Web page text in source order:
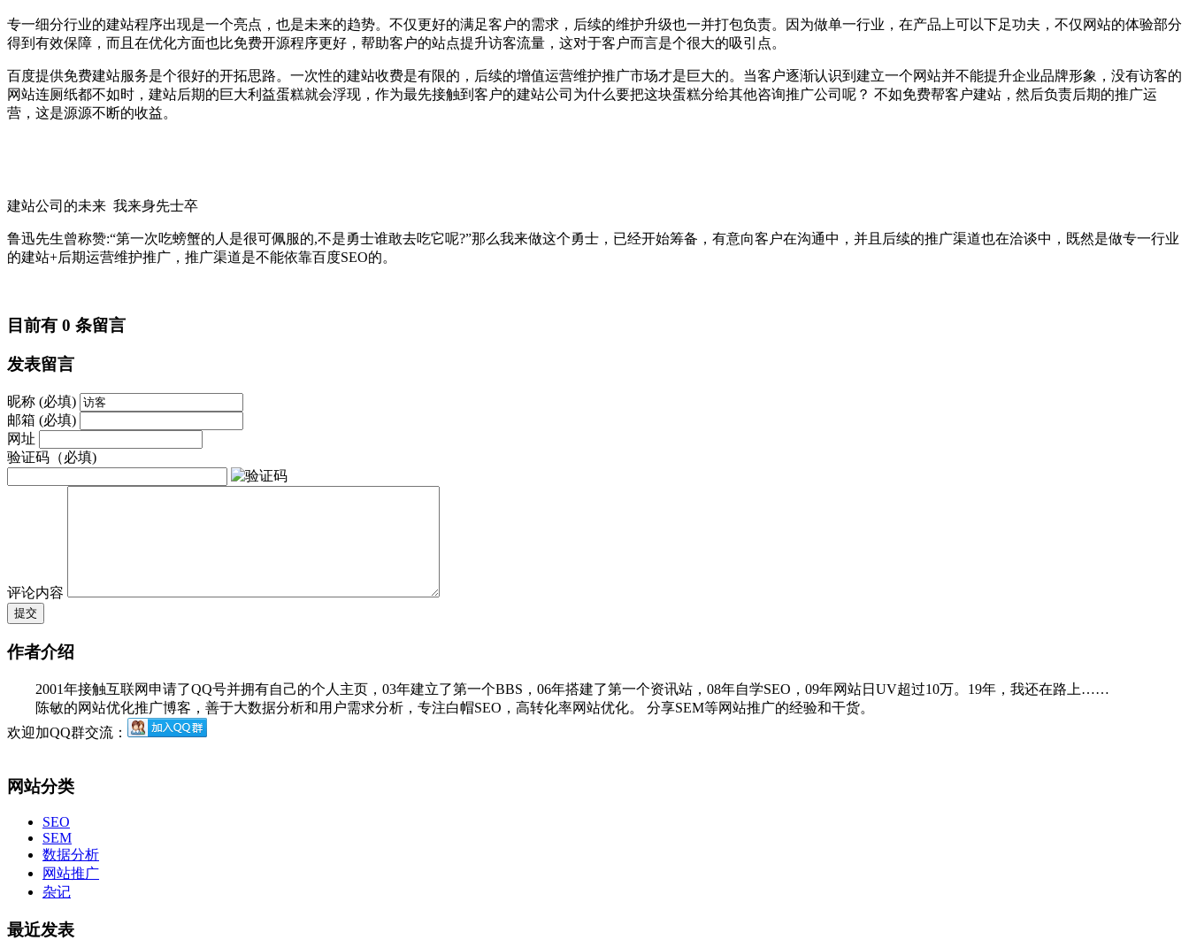
专一细分行业的建站程序出现是一个亮点，也是未来的趋势。不仅更好的满足客户的需求，后续的维护升级也一并打包负责。因为做单一行业，在产品上可以下足功夫，不仅网站的体验部分
得到有效保障，而且在优化方面也比免费开源程序更好，帮助客户的站点提升访客流量，这对于客户而言是个很大的吸引点。
百度提供免费建站服务是个很好的开拓思路。一次性的建站收费是有限的，后续的增值运营维护推广市场才是巨大的。当客户逐渐认识到建立一个网站并不能提升企业品牌形象，没有访客的
网站连厕纸都不如时，建站后期的巨大利益蛋糕就会浮现，作为最先接触到客户的建站公司为什么要把这块蛋糕分给其他咨询推广公司呢？ 不如免费帮客户建站，然后负责后期的推广运
营，这是源源不断的收益。
建站公司的未来 我来身先士卒
鲁迅先生曾称赞:“第一次吃螃蟹的人是很可佩服的,不是勇士谁敢去吃它呢?”那么我来做这个勇士，已经开始筹备，有意向客户在沟通中，并且后续的推广渠道也在洽谈中，既然是做专一行业
的建站+后期运营维护推广，推广渠道是不能依靠百度SEO的。
目前有 0 条留言
发表留言
昵称 (必填)
邮箱 (必填)
网址
验证码（必填)
评论内容
作者介绍
2001年接触互联网申请了QQ号并拥有自己的个人主页，03年建立了第一个BBS，06年搭建了第一个资讯站，08年自学SEO，09年网站日UV超过10万。19年，我还在路上……
陈敏的网站优化推广博客，善于大数据分析和用户需求分析，专注白帽SEO，高转化率网站优化。 分享SEM等网站推广的经验和干货。
欢迎加QQ群交流：
网站分类
SEO
SEM
数据分析
网站推广
杂记
最近发表